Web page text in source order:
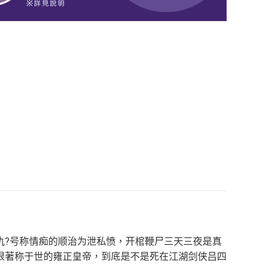
号称情痴的顺治为泄私愤，开棺鞭尸三天三夜是真
称于世的雍正皇帝，到底是不是死在江湖剑侠吕四